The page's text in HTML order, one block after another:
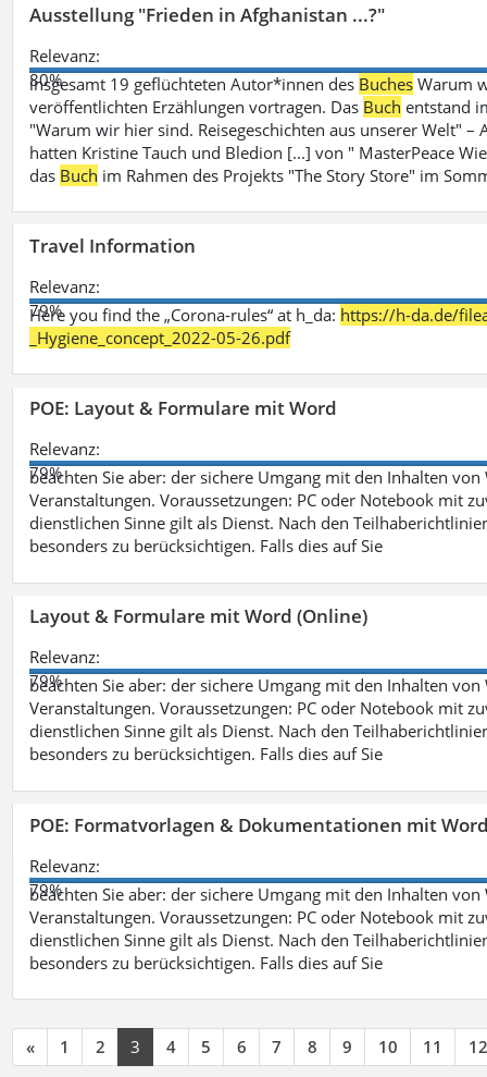
Ausstellung "Frieden in Afghanistan ...?"
Relevanz:
80%
insgesamt 19 geflüchteten Autor*innen des Buches Warum
veröffentlichten Erzählungen vortragen. Das Buch entstand
"Warum wir hier sind. Reisegeschichten aus unserer Welt"
hatten Kristine Tauch und Bledion [...] von " MasterPeace
das Buch im Rahmen des Projekts "The Story Store" im
Travel Information
Relevanz:
79%
Here you find the „Corona-rules“ at h_da: https://h-da.de/
_Hygiene_concept_2022-05-26.pdf
POE: Layout & Formulare mit Word
Relevanz:
79%
beachten Sie aber: der sichere Umgang mit den Inhalten
Veranstaltungen. Voraussetzungen: PC oder Notebook mit
dienstlichen Sinne gilt als Dienst. Nach den
besonders zu berücksichtigen. Falls dies auf Sie
Layout & Formulare mit Word (Online)
Relevanz:
79%
beachten Sie aber: der sichere Umgang mit den Inhalten
Veranstaltungen. Voraussetzungen: PC oder Notebook mit
dienstlichen Sinne gilt als Dienst. Nach den
besonders zu berücksichtigen. Falls dies auf Sie
POE: Formatvorlagen & Dokumentationen mit
Relevanz:
79%
beachten Sie aber: der sichere Umgang mit den Inhalten
Veranstaltungen. Voraussetzungen: PC oder Notebook mit
dienstlichen Sinne gilt als Dienst. Nach den
besonders zu berücksichtigen. Falls dies auf Sie
« 1 2 3 4 5 6 7 8 9 10 11 12